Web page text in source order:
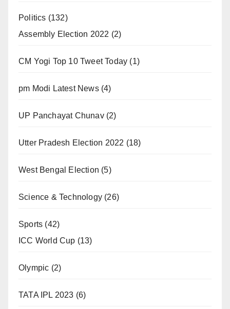
Politics (132)
Assembly Election 2022 (2)
CM Yogi Top 10 Tweet Today (1)
pm Modi Latest News(4)
UP Panchayat Chunav(2)
Utter Pradesh Election 2022 (18)
West Bengal Election (5)
Science & Technology (26)
Sports (42)
ICC World Cup (13)
Olympic (2)
TATA IPL 2023 (6)